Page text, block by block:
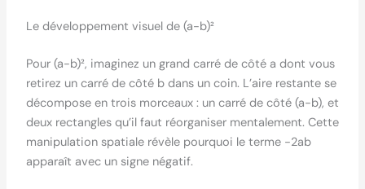
Le développement visuel de (a-b)²
Pour (a-b)², imaginez un grand carré de côté a dont vous
retirez un carré de côté b dans un coin. L’aire restante se
décompose en trois morceaux : un carré de côté (a-b), et
deux rectangles qu’il faut réorganiser mentalement. Cette
manipulation spatiale révèle pourquoi le terme -2ab
apparaît avec un signe négatif.